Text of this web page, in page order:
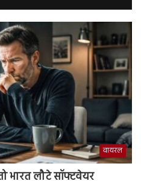
वायरल
भारत लौटे सॉफ्टवेयर